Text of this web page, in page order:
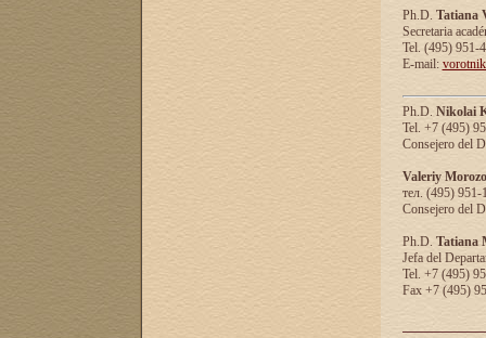
Ph.D. Tatiana
Secretaria
Tel. (495) 951-
E-mail:
Ph.D. Nikolai
Tel. +7 (495)
Consejero del
Valeriy
тел. (495) 951-
Consejero del
Ph.D. Tatiana
Jefa del
Tel. +7 (495)
Fax +7 (495)